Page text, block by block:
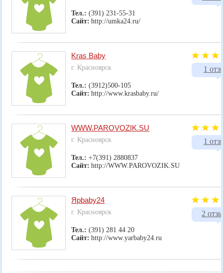
Тел.:(391) 231-55-31
Сайт: http://umka24.ru/
1
Kras Baby
г. Красноярск
Тел.:(3912)500-105
Сайт: http://www.krasbaby.ru/
1
WWW.PAROVOZIK.SU
г. Красноярск
Тел.:+7(391) 2880837
Сайт: http://WWW.PAROVOZIK.SU
2
Ярbaby24
г. Красноярск
Тел.:(391) 281 44 20
Сайт: http://www.yarbaby24.ru